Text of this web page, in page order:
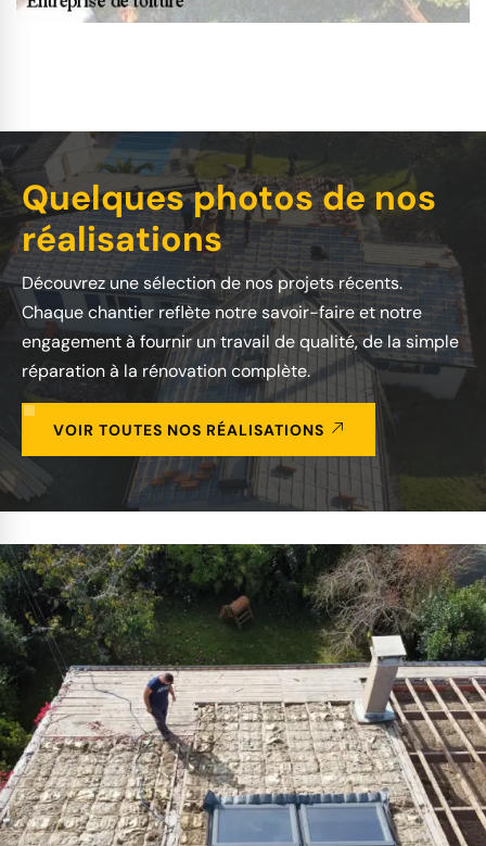
Quelques photos de nos
réalisations
Découvrez une sélection de nos projets récents.
Chaque chantier reflète notre savoir-faire et notre
engagement à fournir un travail de qualité, de la simple
réparation à la rénovation complète.
VOIR TOUTES NOS RÉALISATIONS